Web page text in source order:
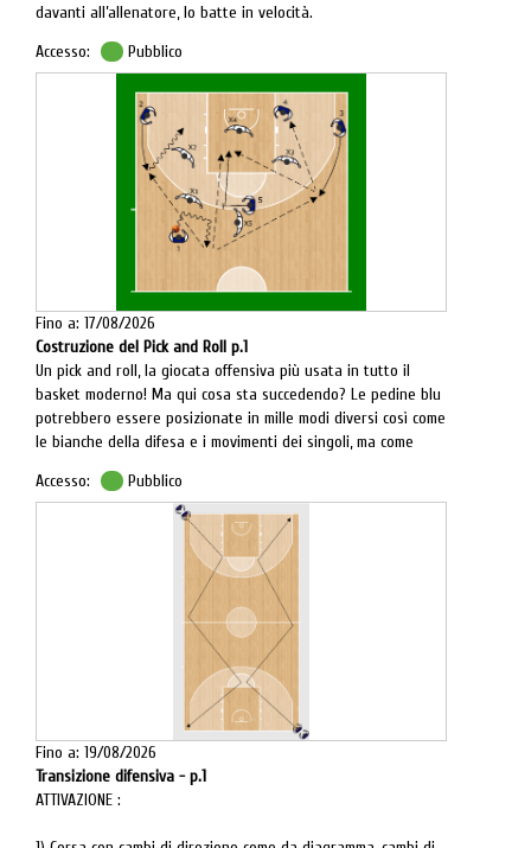
davanti all’allenatore, lo batte in velocità.
Accesso:
Pubblico
Fino a: 17/08/2026
Costruzione del Pick and Roll p.1
Un pick and roll, la giocata offensiva più usata in tutto il
basket moderno! Ma qui cosa sta succedendo? Le pedine blu
potrebbero essere posizionate in mille modi diversi così come
le bianche della difesa e i movimenti dei singoli, ma come
nella pratica? Probabilmente ci vorrebbero infinte soluzioni,
diagrammi e video per spiegarlo al meglio, ma noi stiamo
costruendo gli schemi del prossimo anno e dobbiamo essere
sintetici, chiari ed efficaci.
Accesso: Pubblico
Fino a: 19/08/2026
Transizione difensiva - p.1
ATTIVAZIONE :